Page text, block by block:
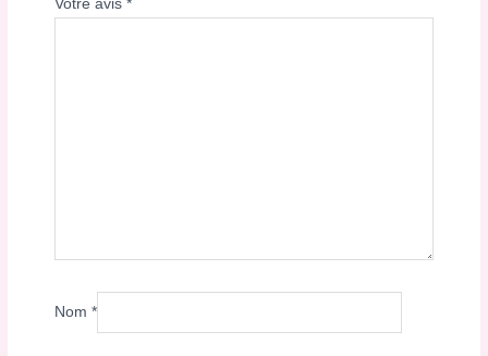
Votre avis*
Nom*